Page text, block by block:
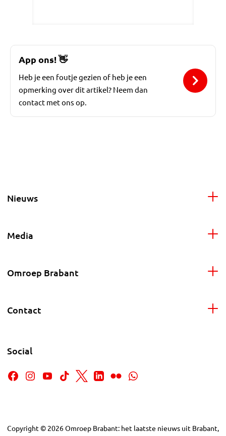
App ons!👋
Heb je een foutje gezien of heb je een
opmerking over dit artikel? Neem dan
contact met ons op.
Nieuws
Media
Omroep Brabant
Contact
Social
Copyright © 2026Omroep Brabant: het laatste nieuws uit Brabant,